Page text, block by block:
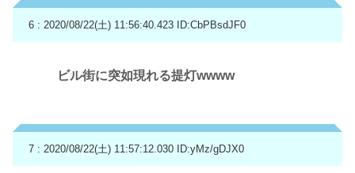
6 : 2020/08/22(土) 11:56:40.423 ID:CbPBsdJF0
ビル街に突如現れる提灯wwww
7 : 2020/08/22(土) 11:57:12.030 ID:yMz/gDJX0